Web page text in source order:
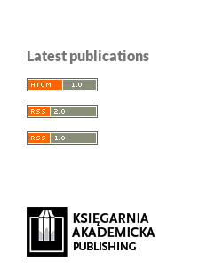
Latest publications